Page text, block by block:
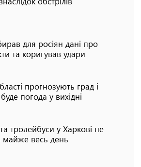
для росіян дані про
та коригував удари
прогнозують град і
погода у вихідні
тролейбуси у Харкові не
майже весь день